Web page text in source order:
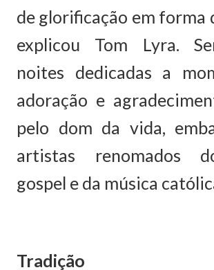
de glorificação em forma
explicou Tom Lyra.
noites dedicadas a
adoração e
pelo dom da vida,
artistas renomados
gospel e da música
Tradição